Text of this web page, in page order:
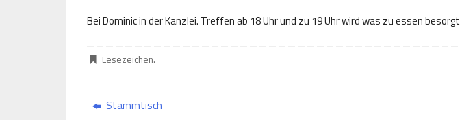
Bei Dominic in der Kanzlei. Treffen ab 18 Uhr und zu 19 Uhr wird was zu essen besorgt
Lesezeichen.
Stammtisch